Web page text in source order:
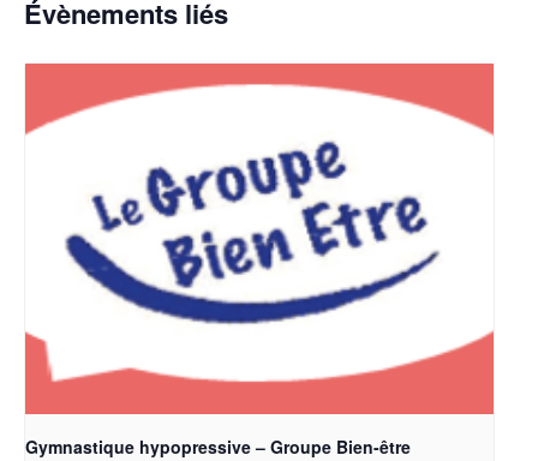
Évènements liés
Gymnastique hypopressive – Groupe Bien-être